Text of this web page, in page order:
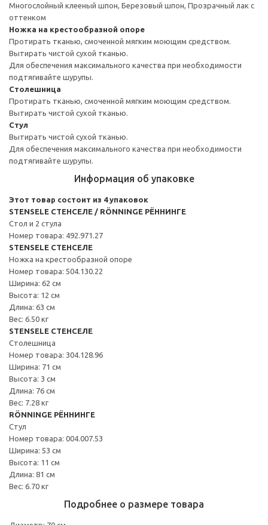
Многослойный клееный шпон, Березовый шпон, Прозрачный лак с
оттенком
Ножка на крестообразной опоре
Протирать тканью, смоченной мягким моющим средством.
Вытирать чистой сухой тканью.
Для обеспечения максимального качества при необходимости
подтягивайте шурупы.
Столешница
Протирать тканью, смоченной мягким моющим средством.
Вытирать чистой сухой тканью.
Стул
Вытирать чистой сухой тканью.
Для обеспечения максимального качества при необходимости
подтягивайте шурупы.
Информация об упаковке
Этот товар состоит из 4 упаковок
STENSELE СТЕНСЕЛЕ / RÖNNINGE РЁННИНГЕ
Стол и 2 стула
Номер товара: 492.971.27
STENSELE СТЕНСЕЛЕ
Ножка на крестообразной опоре
Номер товара: 504.130.22
Ширина: 62 см
Высота: 12 см
Длина: 63 см
Вес: 6.50 кг
STENSELE СТЕНСЕЛЕ
Столешница
Номер товара: 304.128.96
Ширина: 71 см
Высота: 3 см
Длина: 76 см
Вес: 7.28 кг
RÖNNINGE РЁННИНГЕ
Стул
Номер товара: 004.007.53
Ширина: 53 см
Высота: 11 см
Длина: 81 см
Вес: 6.70 кг
Подробнее о размере товара